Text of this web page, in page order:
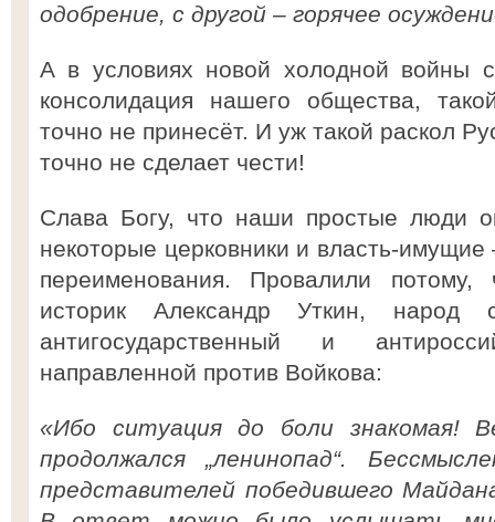
одобрение, с другой – горячее
А в условиях новой холодной войны
консолидация нашего общества,
точно не принесёт. И уж такой раскол
точно не сделает чести!
Слава Богу, что наши простые люди
некоторые церковники и власть-
переименования. Провалили потому,
историк Александр Уткин, народ
антигосударственный и
направленной против Войкова:
«Ибо ситуация до боли знакомая!
продолжался „ленинопад“.
представителей победившего